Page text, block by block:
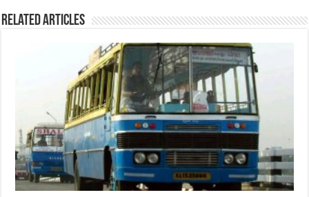
Related Articles